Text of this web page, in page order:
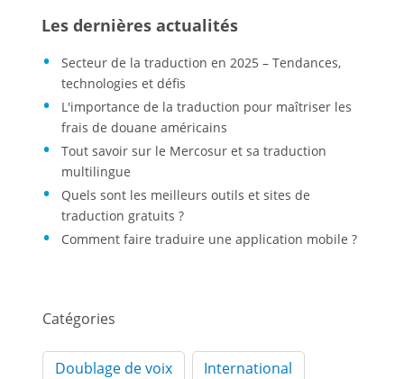
Les dernières actualités
Secteur de la traduction en 2025 – Tendances,
technologies et défis
L'importance de la traduction pour maîtriser les
frais de douane américains
Tout savoir sur le Mercosur et sa traduction
multilingue
Quels sont les meilleurs outils et sites de
traduction gratuits ?
Comment faire traduire une application mobile ?
Catégories
Doublage de voix International